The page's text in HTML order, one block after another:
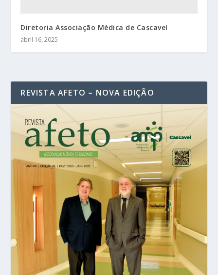
Diretoria Associação Médica de Cascavel
abril 16, 2025
REVISTA AFETO – NOVA EDIÇÃO